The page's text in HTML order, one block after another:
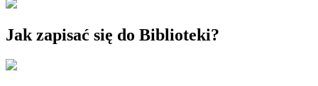
Jak zapisać się do Biblioteki?